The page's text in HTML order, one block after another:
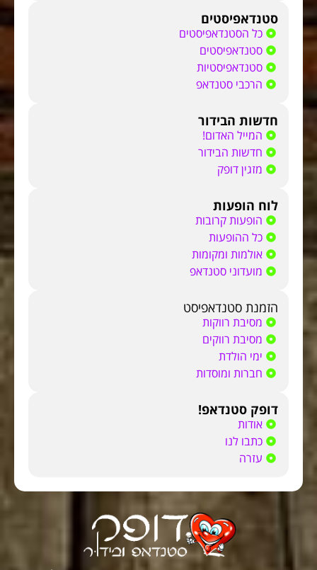
סטנדאפיסטים
כל הסטנדאפיסטים
סטנדאפיסטים
סטנדאפיסטיות
הרכבי סטנדאפ
חדשות הבידור
המייל האדום!
חדשות הבידור
מזגין דופק
לוח הופעות
הופעות קרובות
כל ההופעות
אולמות ומקומות
מועדוני סטנדאפ
הזמנת סטנדאפיסט
מסיבת רווקות
מסיבת רווקים
ימי הולדת
חברות ומוסדות
דופק סטנדאפ!
אודות
כתבו לנו
עזרה